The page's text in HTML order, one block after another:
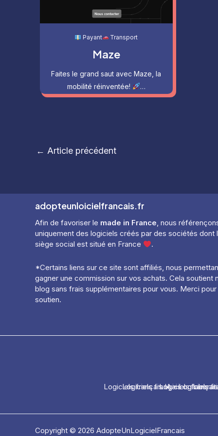
Payant Transport
Maze
Faites le grand saut avec Maze, la
mobilité réinventée!
…
Navigation
← Article précédent
adopteunloicielfrancais.fr
Afin de favoriser le made in France, nous
uniquement des logiciels créés par des sociétés dont
siège social est situé en France
.
*Certains liens sur ce site sont affiliés, nous
gagner une commission sur vos achats. Cela soutient
blog sans frais supplémentaires pour vous. Merci
soutien.
Logiciels français
Logiciels français IA-Logiciels
Logiciels
Copyright © 2026 AdopteUnLogicielFrancais